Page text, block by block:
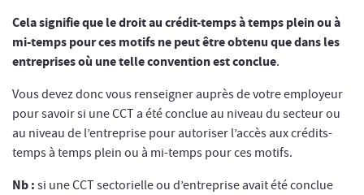
Cela signifie que le droit au crédit-temps à temps plein ou à
mi-temps pour ces motifs ne peut être obtenu que dans les
entreprises où une telle convention est conclue.
Vous devez donc vous renseigner auprès de votre employeur
pour savoir si une CCT a été conclue au niveau du secteur ou
au niveau de l’entreprise pour autoriser l’accès aux crédits-
temps à temps plein ou à mi-temps pour ces motifs.
Nb : si une CCT sectorielle ou d’entreprise avait été conclue